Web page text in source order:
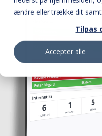
ændre eller trække dit
Tilpas
Accepter alle
PRISER
OM FLEXFONE